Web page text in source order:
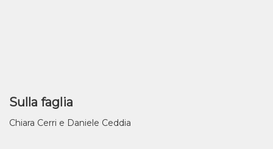
Sulla faglia
Chiara Cerri e Daniele Ceddia